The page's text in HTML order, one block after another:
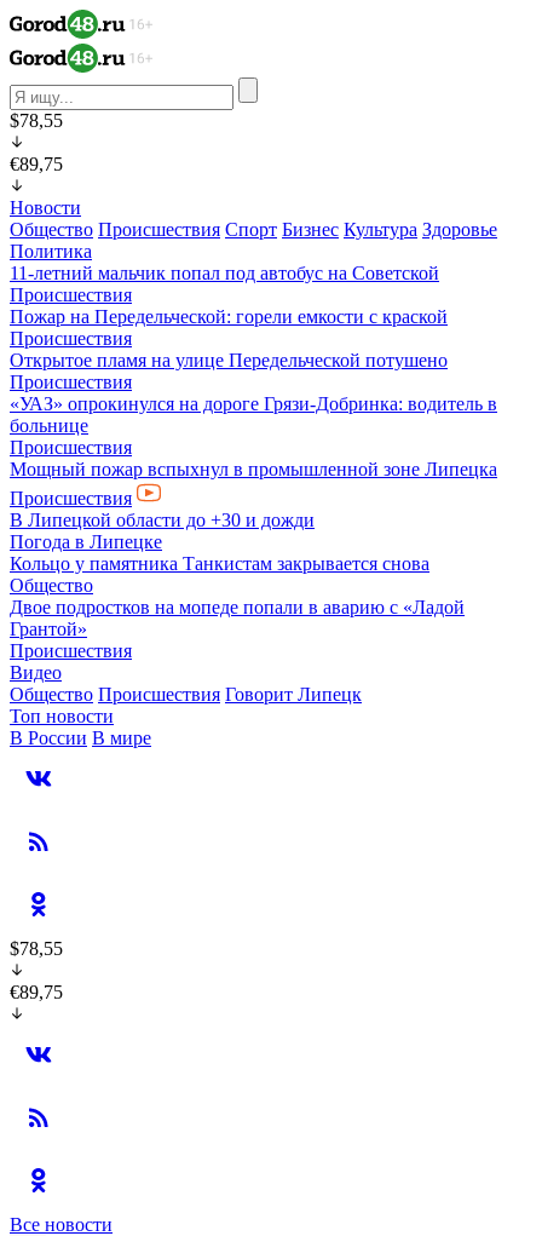
$78,55
€89,75
Новости
Общество Происшествия Спорт Бизнес Культура Здоровье
Политика
11-летний мальчик попал под автобус на Советcкой
Происшествия
Пожар на Передельческой: горели емкости с краской
Происшествия
Открытое пламя на улице Передельческой потушено
Происшествия
«УАЗ» опрокинулся на дороге Грязи-Добринка: водитель в
больнице
Происшествия
Мощный пожар вспыхнул в промышленной зоне Липецка
Происшествия
В Липецкой области до +30 и дожди
Погода в Липецке
Кольцо у памятника Танкистам закрывается снова
Общество
Двое подростков на мопеде попали в аварию с «Ладой
Грантой»
Происшествия
Видео
Общество Происшествия Говорит Липецк
Топ новости
В России В мире
$78,55
€89,75
Все новости